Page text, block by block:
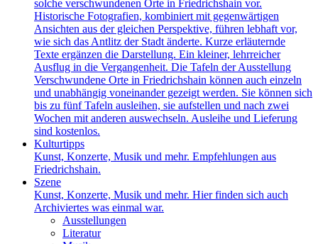
solche verschwundenen Orte in Friedrichshain vor.
Historische Fotografien, kombiniert mit gegenwärtigen
Ansichten aus der gleichen Perspektive, führen lebhaft vor,
wie sich das Antlitz der Stadt änderte. Kurze erläuternde
Texte ergänzen die Darstellung. Ein kleiner, lehrreicher
Ausflug in die Vergangenheit. Die Tafeln der Ausstellung
Verschwundene Orte in Friedrichshain können auch einzeln
und unabhängig voneinander gezeigt werden. Sie können sich
bis zu fünf Tafeln ausleihen, sie aufstellen und nach zwei
Wochen mit anderen auswechseln. Ausleihe und Lieferung
sind kostenlos.
Kulturtipps
Kunst, Konzerte, Musik und mehr. Empfehlungen aus
Friedrichshain.
Szene
Kunst, Konzerte, Musik und mehr. Hier finden sich auch
Archiviertes was einmal war.
Ausstellungen
Literatur